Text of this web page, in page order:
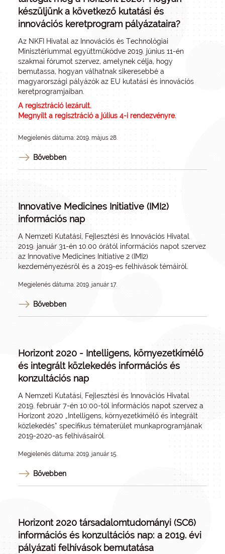
készüljünk a következő kutatási és
innovációs keretprogram pályázataira?
Az NKFI Hivatal az Innovációs és Technológiai
Minisztériummal együttműködve 2019. június 11-én
szakmai fórumot szervez, amelynek célja, hogy
bemutassa, hogyan válhatnak sikeresebbé a
magyarországi pályázók az EU kutatási és innovációs
keretprogramjaiban.
A regisztráció lezárult.
Megnyílt a regisztráció a július 4-i rendezvényre.
Megjelenés dátuma: 2019. május 28.
Bővebben
Innovative Medicines Initiative (IMI2)
információs nap
A Nemzeti Kutatási, Fejlesztési és Innovációs Hivatal
2019. január 31-én 10.00 órától információs napot szervez
az Innovative Medicines Initiative 2 (IMI2)
kezdeményezésről és a 2019-es felhívások témáiról.
Megjelenés dátuma: 2019. január 17.
Bővebben
Horizont 2020 - Intelligens, környezetkímélő
és integrált közlekedés információs és
konzultációs nap
A Nemzeti Kutatási, Fejlesztési és Innovációs Hivatal
2019. február 7-én 10:00-tól információs napot szervez a
Horizont 2020 „Intelligens, környezetkímélő és integrált
közlekedés” specifikus tématerület munkaprogramjának
2019-2020-as felhívásairól.
Megjelenés dátuma: 2019. január 15.
Bővebben
Horizont 2020 társadalomtudományi (SC6)
információs és konzultációs nap: a 2019. évi
pályázati felhívások bemutatása